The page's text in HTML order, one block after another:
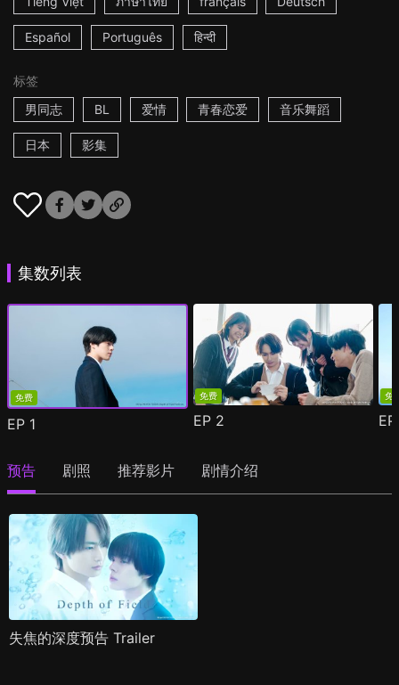
Español Português हिन्दी
标签
男同志
BL 爱情 青春恋爱 音乐舞蹈
日本 影集
集数列表
免费
EP 1
免费
EP 2
免
预告 剧照 推荐影片 剧情介绍
失焦的深度预告 Trailer